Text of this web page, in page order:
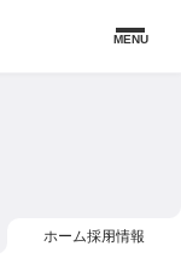
MENU
ホーム採用情報